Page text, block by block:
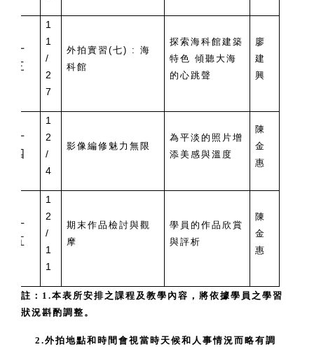
十
三
1
1
/
2
7
外拍實習(七) : 海
科館
探索海科館建築
特色 傾聽大海
的心跳聲
廖
建
興
十
四
1
2
/
4
影像編修魅力無限
為平淡的照片增
添美感與溫度
陳
金
惠
十
五
1
2
/
1
1
期末作品檢討與觀
摩
學員的作品欣賞
與評析
陳
金
惠
註：1.本表所安排之課程及教學內容，將依據學員之學習
狀況斟酌調整。
2.外拍地點和時間會視當時天候和人事情況而略有調